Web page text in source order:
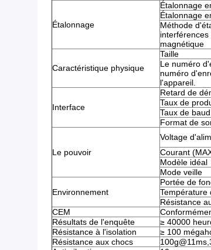
Étalonnage
Étalonnage
Étalonnage
Méthode
magnétique
Caractéristique physique
Taille
Le numéro
numéro
l'appareil.
Interface
Retard de
Taux de
Taux de baud
Format de
Le pouvoir
Voltage
Courant
Modèle idéal
Mode veille
Environnement
Portée de
Température
Résistance
CEM
Résultats de l'enquête
≥ 40000
Résistance à l'isolation
≥ 100
Résistance aux chocs